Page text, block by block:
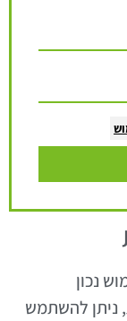
נכון
ניתן להשתמש